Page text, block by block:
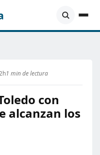
1 min de lectura
con
alcanzan los